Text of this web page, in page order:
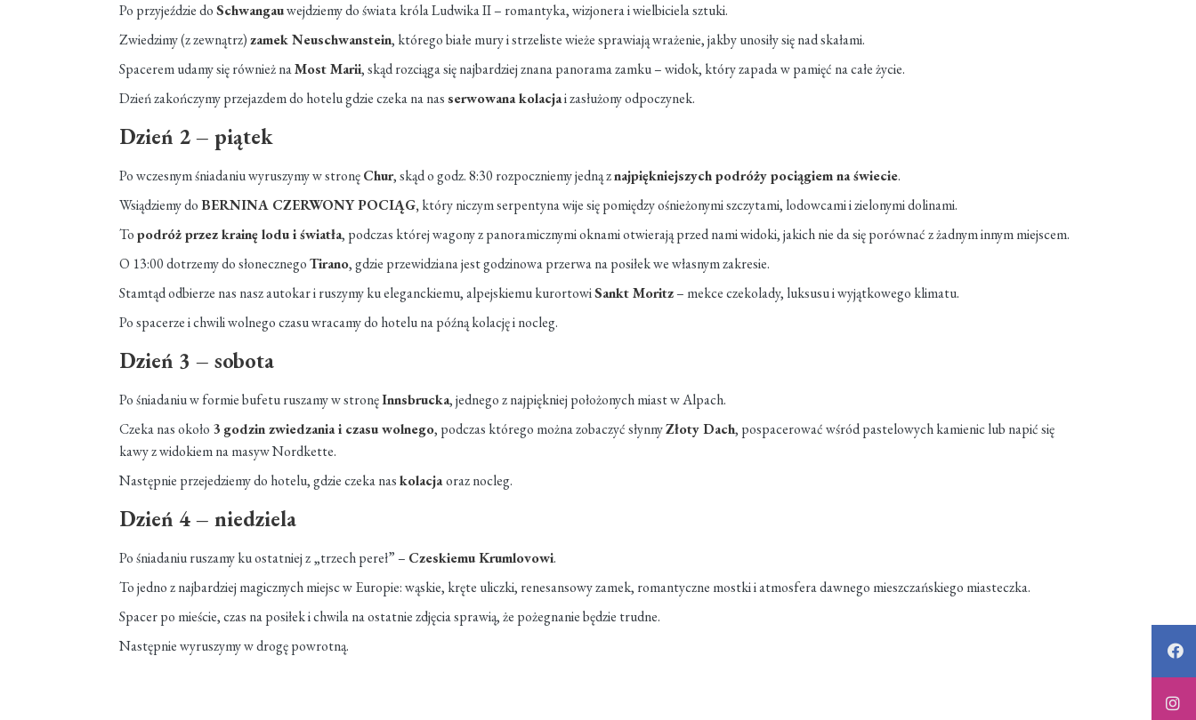
Po przyjeździe doSchwangauwejdziemy do świata króla Ludwika II – romantyka, wizjonera i wielbiciela sztuki.
Zwiedzimy (z zewnątrz)zamek Neuschwanstein, którego białe mury i strzeliste wieże sprawiają wrażenie, jakby unosiły się nad skałami.
Spacerem udamy się również naMost Marii, skąd rozciąga się najbardziej znana panorama zamku – widok, który zapada w pamięć na całe życie.
Dzień zakończymy przejazdem do hotelu gdzie czeka na nasserwowana kolacjai zasłużony odpoczynek.
Dzień 2 – piątek
Po wczesnym śniadaniu wyruszymy w stronęChur, skąd o godz. 8:30 rozpoczniemy jedną znajpiękniejszych podróży pociągiem na świecie.
Wsiądziemy doBERNINA CZERWONY POCIĄG, który niczym serpentyna wije się pomiędzy ośnieżonymi szczytami, lodowcami i zielonymi dolinami.
Topodróż przez krainę lodu i światła, podczas której wagony z panoramicznymi oknami otwierają przed nami widoki, jakich nie da się porównać z żadnym innym miejscem.
O 13:00 dotrzemy do słonecznegoTirano, gdzie przewidziana jest godzinowa przerwa na posiłek we własnym zakresie.
Stamtąd odbierze nas nasz autokar i ruszymy ku eleganckiemu, alpejskiemu kurortowiSankt Moritz– mekce czekolady, luksusu i wyjątkowego klimatu.
Po spacerze i chwili wolnego czasu wracamy do hotelu na późną kolację i nocleg.
Dzień 3 – sobota
Po śniadaniu w formie bufetu ruszamy w stronęInnsbrucka, jednego z najpiękniej położonych miast w Alpach.
Czeka nas około 3 godzin zwiedzania i czasu wolnego, podczas którego można zobaczyć słynnyZłoty Dach, pospacerować wśród pastelowych kamienic lub napić się
kawy z widokiem na masyw Nordkette.
Następnie przejedziemy do hotelu, gdzie czeka naskolacjaoraz nocleg.
Dzień 4 – niedziela
Po śniadaniu ruszamy ku ostatniej z „trzech pereł” – Czeskiemu Krumlovowi.
To jedno z najbardziej magicznych miejsc w Europie: wąskie, kręte uliczki, renesansowy zamek, romantyczne mostki i atmosfera dawnego mieszczańskiego miasteczka.
Spacer po mieście, czas na posiłek i chwila na ostatnie zdjęcia sprawią, że pożegnanie będzie trudne.
Następnie wyruszymy w drogę powrotną.